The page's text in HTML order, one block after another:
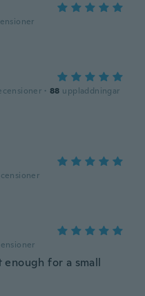
· 88 uppladdningar
for a small